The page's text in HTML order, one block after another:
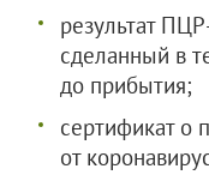
результат
сделанный в
до прибытия;
сертификат о
от